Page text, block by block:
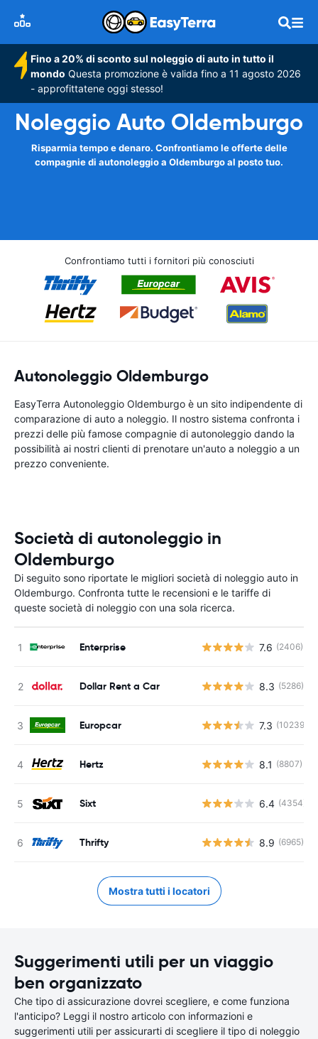
Fino a 20% di sconto sul noleggio di auto in tutto il
mondo Questa promozione è valida fino a 11 agosto 2026
- approfittatene oggi stesso!
Noleggio Auto Oldemburgo
Risparmia tempo e denaro. Confrontiamo le offerte delle
compagnie di autonoleggio a Oldemburgo al posto tuo.
Confrontiamo tutti i fornitori più conosciuti
Autonoleggio Oldemburgo
EasyTerra Autonoleggio Oldemburgo è un sito indipendente di
comparazione di auto a noleggio. Il nostro sistema confronta i
prezzi delle più famose compagnie di autonoleggio dando la
possibilità ai nostri clienti di prenotare un'auto a noleggio a un
prezzo conveniente.
Società di autonoleggio in
Oldemburgo
Di seguito sono riportate le migliori società di noleggio auto in
Oldemburgo. Confronta tutte le recensioni e le tariffe di
queste società di noleggio con una sola ricerca.
Enterprise 7.6 (2406)
Dollar Rent a Car 8.3 (5286)
Europcar 7.3 (10239)
Hertz 8.1 (8807)
Sixt 6.4 (4354)
Thrifty 8.9 (6965)
Mostra tutti i locatori
Suggerimenti utili per un viaggio
ben organizzato
Che tipo di assicurazione dovrei scegliere, e come funziona
l'anticipo? Leggi il nostro articolo con informazioni e
suggerimenti utili per assicurarti di scegliere il tipo di noleggio